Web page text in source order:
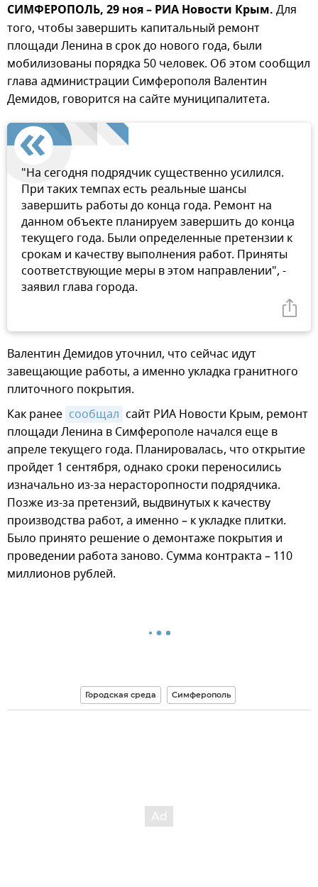
СИМФЕРОПОЛЬ, 29 ноя – РИА Новости Крым. Для
того, чтобы завершить капитальный ремонт
площади Ленина в срок до нового года, были
мобилизованы порядка 50 человек. Об этом сообщил
глава администрации Симферополя Валентин
Демидов, говорится на сайте муниципалитета.
"На сегодня подрядчик существенно усилился.
При таких темпах есть реальные шансы
завершить работы до конца года. Ремонт на
данном объекте планируем завершить до конца
текущего года. Были определенные претензии к
срокам и качеству выполнения работ. Приняты
соответствующие меры в этом направлении", -
заявил глава города.
Валентин Демидов уточнил, что сейчас идут
завещающие работы, а именно укладка гранитного
плиточного покрытия.
Как ранее сообщал сайт РИА Новости Крым, ремонт
площади Ленина в Симферополе начался еще в
апреле текущего года. Планировалась, что открытие
пройдет 1 сентября, однако сроки переносились
изначально из-за нерасторопности подрядчика.
Позже из-за претензий, выдвинутых к качеству
производства работ, а именно – к укладке плитки.
Было принято решение о демонтаже покрытия и
проведении работа заново. Сумма контракта – 110
миллионов рублей.
Городская среда Симферополь